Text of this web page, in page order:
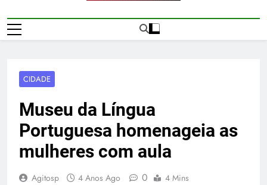
CIDADE
Museu da Língua
Portuguesa homenageia as
mulheres com aula
Agitosp 4 Anos Ago 0 4 Mins